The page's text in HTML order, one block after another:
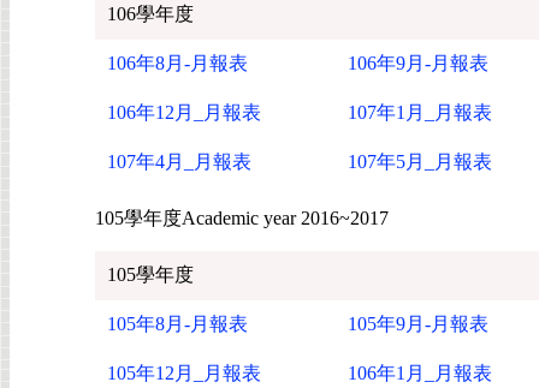
106學年度
106年8月-月報表 106年9月-月報表
106年12月_月報表 107年1月_月報表
107年4月_月報表 107年5月_月報表
105學年度Academic year 2016~2017
105學年度
105年8月-月報表 105年9月-月報表
105年12月_月報表 106年1月_月報表